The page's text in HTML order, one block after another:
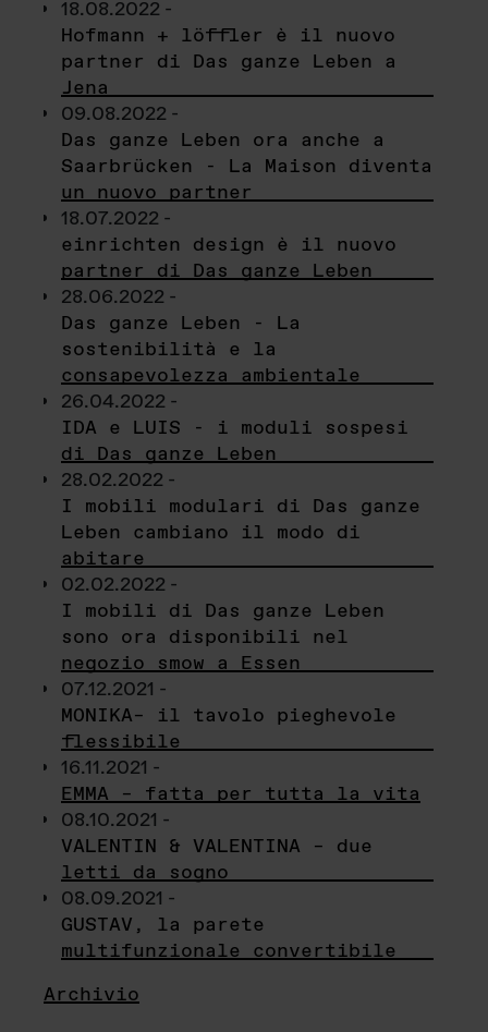
18.08.2022 -
Hofmann + löffler è il nuovo
partner di Das ganze Leben a
Jena
09.08.2022 -
Das ganze Leben ora anche a
Saarbrücken - La Maison diventa
un nuovo partner
18.07.2022 -
einrichten design è il nuovo
partner di Das ganze Leben
28.06.2022 -
Das ganze Leben - La
sostenibilità e la
consapevolezza ambientale
26.04.2022 -
IDA e LUIS - i moduli sospesi
di Das ganze Leben
28.02.2022 -
I mobili modulari di Das ganze
Leben cambiano il modo di
abitare
02.02.2022 -
I mobili di Das ganze Leben
sono ora disponibili nel
negozio smow a Essen
07.12.2021 -
MONIKA– il tavolo pieghevole
flessibile
16.11.2021 -
EMMA – fatta per tutta la vita
08.10.2021 -
VALENTIN & VALENTINA – due
letti da sogno
08.09.2021 -
GUSTAV, la parete
multifunzionale convertibile
Archivio